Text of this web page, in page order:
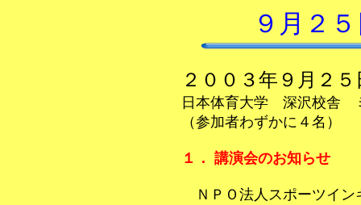
９月２
２００３年９月２
日本体育大学 深沢校舎
（参加者わずかに４名）
１． 講演会のお知らせ
ＮＰＯ法人スポーツイン